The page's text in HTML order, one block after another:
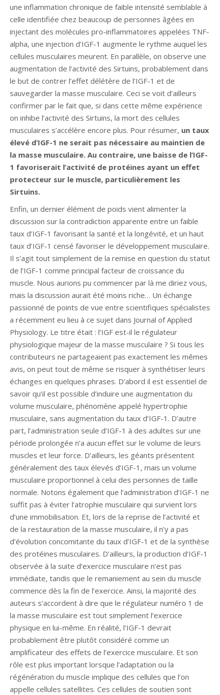
une inflammation chronique de faible intensité semblable à
celle identifiée chez beaucoup de personnes âgées en
injectant des molécules pro-inflammatoires appelées TNF-
alpha, une injection d’IGF-1 augmente le rythme auquel les
cellules musculaires meurent. En parallèle, on observe une
augmentation de l’activité des Sirtuins, probablement dans
le but de contrer l’effet délétère de l’IGF-1 et de
sauvegarder la masse musculaire. Ceci se voit d’ailleurs
confirmer par le fait que, si dans cette même expérience
on inhibe l’activité des Sirtuins, la mort des cellules
musculaires s’accélère encore plus. Pour résumer, un taux
élevé d’IGF-1 ne serait pas nécessaire au maintien de
la masse musculaire. Au contraire, une baisse de l’IGF-
1 favoriserait l’activité de protéines ayant un effet
protecteur sur le muscle, particulièrement les
Sirtuins.
Enfin, un dernier élément de poids vient alimenter la
discussion sur la contradiction apparente entre un faible
taux d’IGF-1 favorisant la santé et la longévité, et un haut
taux d’IGF-1 censé favoriser le développement musculaire.
Il s’agit tout simplement de la remise en question du statut
de l’IGF-1 comme principal facteur de croissance du
muscle. Nous aurions pu commencer par là me diriez vous,
mais la discussion aurait été moins riche… Un échange
passionné de points de vue entre scientifiques spécialistes
a récemment eu lieu à ce sujet dans Journal of Applied
Physiology. Le titre était : l’IGF est-il le régulateur
physiologique majeur de la masse musculaire ? Si tous les
contributeurs ne partageaient pas exactement les mêmes
avis, on peut tout de même se risquer à synthétiser leurs
échanges en quelques phrases. D’abord il est essentiel de
savoir qu’il est possible d’induire une augmentation du
volume musculaire, phénomène appelé hypertrophie
musculaire, sans augmentation du taux d’IGF-1. D’autre
part, l’administration seule d’IGF-1 à des adultes sur une
période prolongée n’a aucun effet sur le volume de leurs
muscles et leur force. D’ailleurs, les géants présentent
généralement des taux élevés d’IGF-1, mais un volume
musculaire proportionnel à celui des personnes de taille
normale. Notons également que l’administration d’IGF-1 ne
suffit pas à éviter l’atrophie musculaire qui survient lors
d’une immobilisation. Et, lors de la reprise de l’activité et
de la restauration de la masse musculaire, il n’y a pas
d’évolution concomitante du taux d’IGF-1 et de la synthèse
des protéines musculaires. D’ailleurs, la production d’IGF-1
observée à la suite d’exercice musculaire n’est pas
immédiate, tandis que le remaniement au sein du muscle
commence dès la fin de l’exercice. Ainsi, la majorité des
auteurs s’accordent à dire que le régulateur numéro 1 de
la masse musculaire est tout simplement l’exercice
physique en lui-même. En réalité, l’IGF-1 devrait
probablement être plutôt considéré comme un
amplificateur des effets de l’exercice musculaire. Et son
rôle est plus important lorsque l’adaptation ou la
régénération du muscle implique des cellules que l’on
appelle cellules satellites. Ces cellules de soutien sont